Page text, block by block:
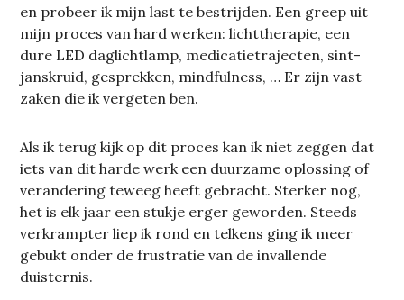
en probeer ik mijn last te bestrijden. Een greep uit
mijn proces van hard werken: lichttherapie, een
dure LED daglichtlamp, medicatietrajecten, sint-
janskruid, gesprekken, mindfulness, … Er zijn vast
zaken die ik vergeten ben.
Als ik terug kijk op dit proces kan ik niet zeggen dat
iets van dit harde werk een duurzame oplossing of
verandering teweeg heeft gebracht. Sterker nog,
het is elk jaar een stukje erger geworden. Steeds
verkrampter liep ik rond en telkens ging ik meer
gebukt onder de frustratie van de invallende
duisternis.